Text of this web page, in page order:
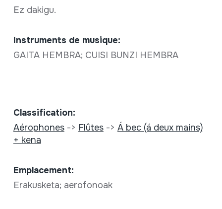
Ez dakigu.
Instruments de musique:
GAITA HEMBRA; CUISI BUNZI HEMBRA
Classification:
Aérophones-> Flûtes-> Á bec (á deux mains)
+ kena
Emplacement:
Erakusketa; aerofonoak